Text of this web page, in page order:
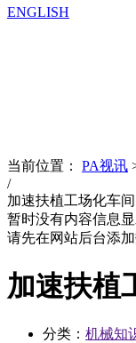
ENGLISH
当前位置： PA视讯
/
加速扶植工场化车间
暂时没有内容信息
请先在网站后台添加
加速扶植
分类： 机械知